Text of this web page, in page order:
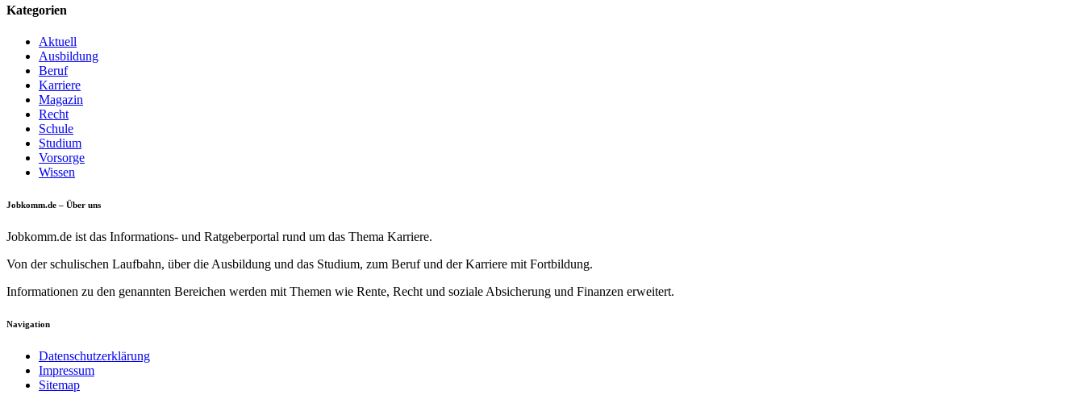
Kategorien
Aktuell
Ausbildung
Beruf
Karriere
Magazin
Recht
Schule
Studium
Vorsorge
Wissen
Jobkomm.de – Über uns
Jobkomm.de ist das Informations- und Ratgeberportal rund um das Thema Karriere.
Von der schulischen Laufbahn, über die Ausbildung und das Studium, zum Beruf und der Karriere mit Fortbildung.
Informationen zu den genannten Bereichen werden mit Themen wie Rente, Recht und soziale Absicherung und Finanzen erweitert.
Navigation
Datenschutzerklärung
Impressum
Sitemap